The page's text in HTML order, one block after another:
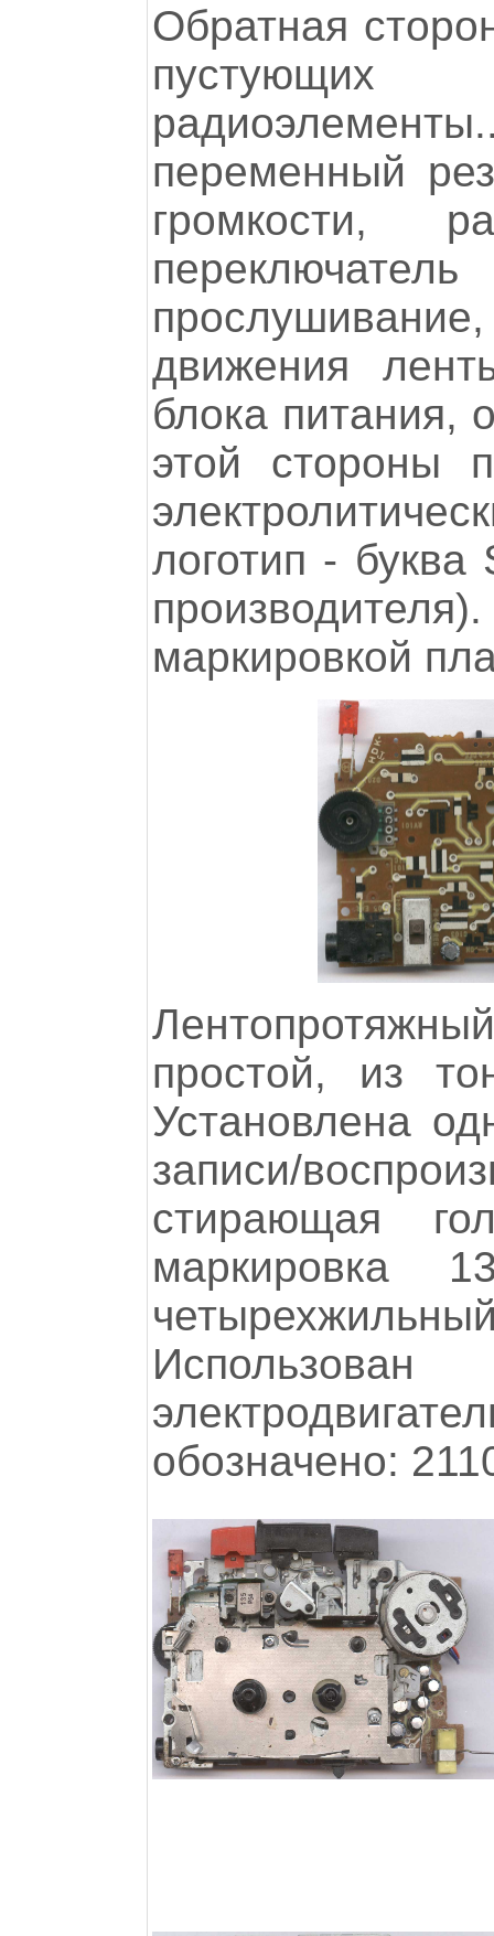
Обратная
переменный
громкости,
движения
блока питания,
этой стороны
логотип -
маркировкой
простой, из
Установлена
записи/
стирающая
обозначено: